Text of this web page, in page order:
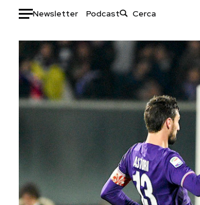
Newsletter Podcast
Auto
HOME
Italia
Tecnologia
Moda
Libri
Consumismi
Storie/Idee
Ok Boomer!
Media
Europa